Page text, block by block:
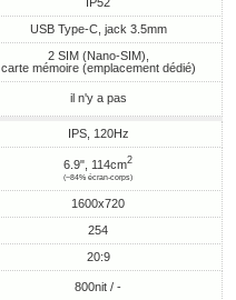
USB Type-C, jack 3.5mm
2 SIM (Nano-SIM),
carte mémoire (emplacement dédié)
il n'y a pas
IPS, 120Hz
6.9", 114cm2
(~84% écran-corps)
1600x720
254
20:9
800nit / -